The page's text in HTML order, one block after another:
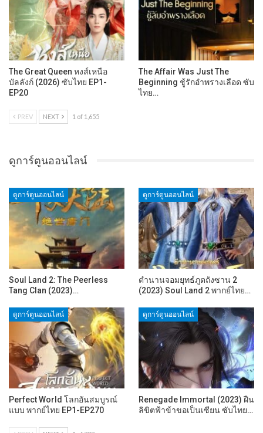
The Great Queen หงส์เหนือ
บัลลังก์ (2026) ซับไทย EP1-
EP20
The Affair Was Just The
Beginning ชู้รักอำพรางเลือด ซับ
ไทย…
PREV NEXT 1 of 1,655
ดูการ์ตูนออนไลน์
ดูการ์ตูนออนไลน์
Soul Land 2: The Peerless
Tang Clan (2023)…
ดูการ์ตูนออนไลน์
ตำนานจอมยุทธ์ภูตถังซาน 2
(2023) Soul Land 2 พากย์ไทย…
ดูการ์ตูนออนไลน์
Perfect World โลกอันสมบูรณ์
แบบ พากย์ไทย EP1-EP270
ดูการ์ตูนออนไลน์
Renegade Immortal (2023) ฝืน
ลิขิตฟ้าข้าขอเป็นเซียน ซับไทย…